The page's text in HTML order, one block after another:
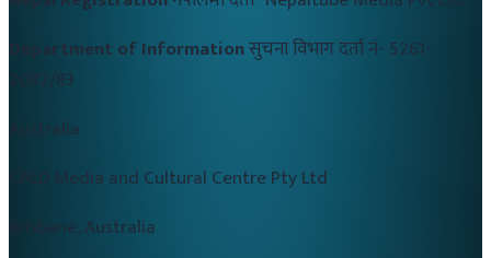
Department of Informationसुचना विभाग दर्ता नं- 5261-
2082/83
Australia
CALD Media and Cultural Centre Pty Ltd
Brisbane, Australia